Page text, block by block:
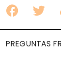
PREGUNTAS